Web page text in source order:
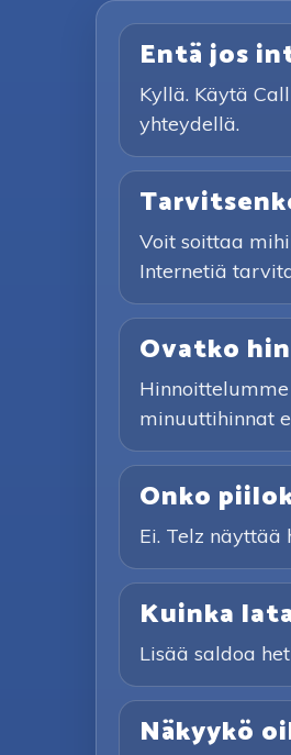
Entä jos
Kyllä. Käytä
yhteydellä.
Voit soittaa
Internetiä
Ovatko
minuuttihinnat
Onko
Ei. Telz
Kuinka
Lisää saldoa
Näkyykö